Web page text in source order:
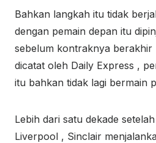
Bahkan langkah itu tidak
dengan pemain depan itu
sebelum kontraknya berakhir
dicatat oleh Daily Express ,
itu bahkan tidak lagi bermain
Lebih dari satu dekade
Liverpool , Sinclair